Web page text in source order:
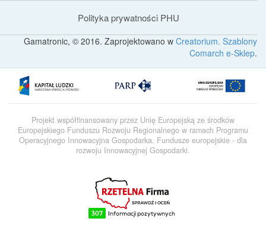
Polityka prywatności PHU
Gamatronic, © 2016. Zaprojektowano w Creatorium. Szablony
Comarch e-Sklep.
Projekt współfinansowany przez Unię Europejską ze środków
Europejskiego Funduszu Rozwoju Regionalnego w ramach Programu
Operacyjnego Innowacyjna Gospodarka. Fundusze europejskie - dla
rozwoju Innowacyjnej Gospodarki.